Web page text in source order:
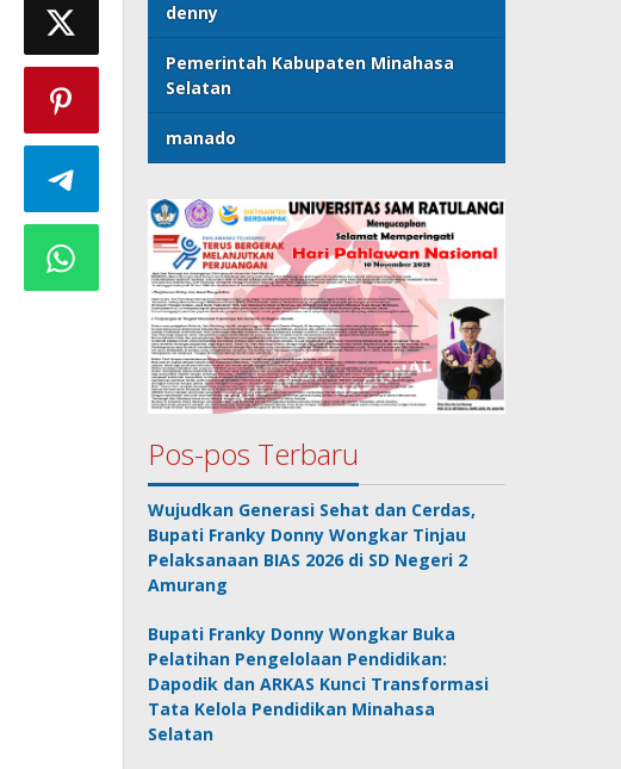
denny
Pemerintah Kabupaten Minahasa
Selatan
manado
Pos-pos Terbaru
Wujudkan Generasi Sehat dan Cerdas,
Bupati Franky Donny Wongkar Tinjau
Pelaksanaan BIAS 2026 di SD Negeri 2
Amurang
Bupati Franky Donny Wongkar Buka
Pelatihan Pengelolaan Pendidikan:
Dapodik dan ARKAS Kunci Transformasi
Tata Kelola Pendidikan Minahasa
Selatan